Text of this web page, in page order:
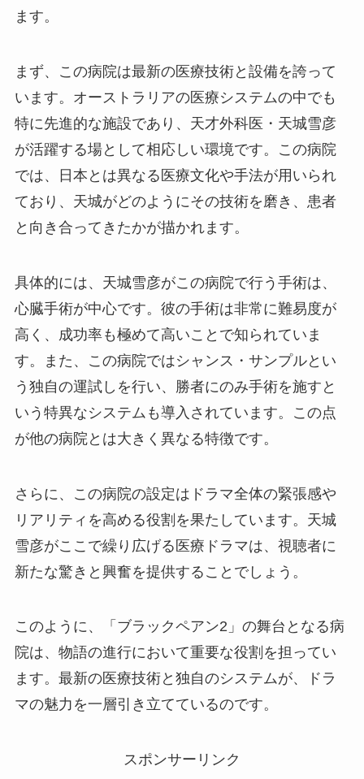
ます。
まず、この病院は最新の医療技術と設備を誇って
います。オーストラリアの医療システムの中でも
特に先進的な施設であり、天才外科医・天城雪彦
が活躍する場として相応しい環境です。この病院
では、日本とは異なる医療文化や手法が用いられ
ており、天城がどのようにその技術を磨き、患者
と向き合ってきたかが描かれます。
具体的には、天城雪彦がこの病院で行う手術は、
心臓手術が中心です。彼の手術は非常に難易度が
高く、成功率も極めて高いことで知られていま
す。また、この病院ではシャンス・サンプルとい
う独自の運試しを行い、勝者にのみ手術を施すと
いう特異なシステムも導入されています。この点
が他の病院とは大きく異なる特徴です。
さらに、この病院の設定はドラマ全体の緊張感や
リアリティを高める役割を果たしています。天城
雪彦がここで繰り広げる医療ドラマは、視聴者に
新たな驚きと興奮を提供することでしょう。
このように、「ブラックペアン2」の舞台となる病
院は、物語の進行において重要な役割を担ってい
ます。最新の医療技術と独自のシステムが、ドラ
マの魅力を一層引き立てているのです。
スポンサーリンク